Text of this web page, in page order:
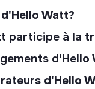
Watt?
participe à la
d'Hello
d'Hello